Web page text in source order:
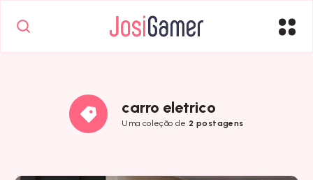
carro eletrico
Uma coleção de 2 postagens